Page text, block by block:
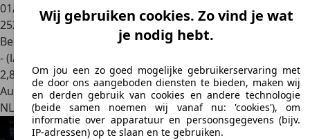
01/2006
252.088 km
Benzine
- (l/100 km)
2,8
Autobedrijf
NL 5406 NTUden
Wij gebruiken cookies. Zo vind je wat
je nodig hebt.
Om jou een zo goed mogelijke gebruikerservaring met
de door ons aangeboden diensten te bieden, maken wij
en derden gebruik van cookies en andere technologie
(beide samen noemen wij vanaf nu: 'cookies'), om
informatie over apparatuur en persoonsgegevens (bijv.
IP-adressen) op te slaan en te gebruiken.